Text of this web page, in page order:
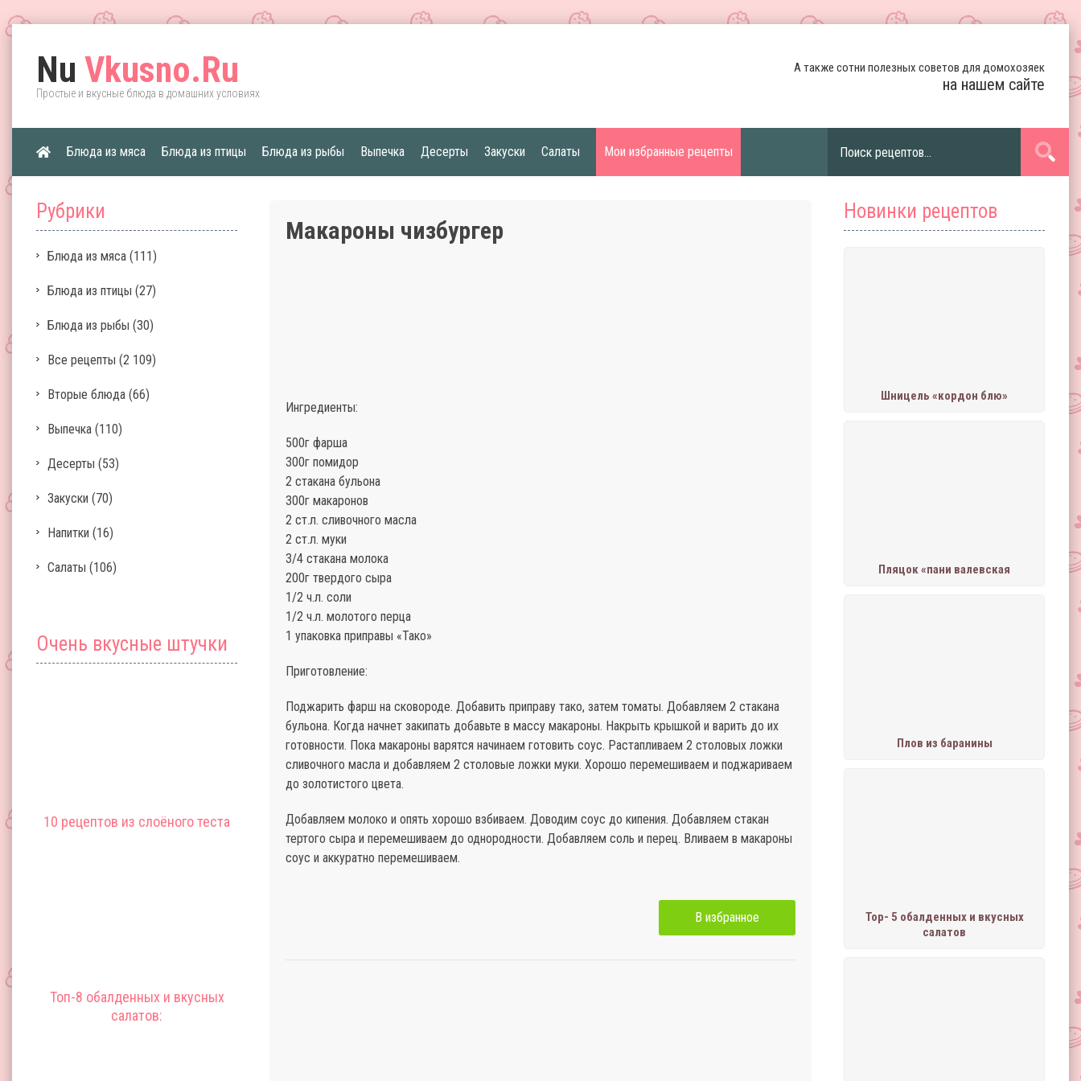
Nu Vkusno.Ru
Простые и вкусные блюда в домашних условиях
А также сотни полезных советов для домохозяек
на нашем сайте
Блюда из мяса Блюда из птицы Блюда из рыбы Выпечка Десерты Закуски Салаты Мои избранные рецепты
Рубрики
Блюда из мяса (111)
Блюда из птицы (27)
Блюда из рыбы (30)
Все рецепты (2 109)
Вторые блюда (66)
Выпечка (110)
Десерты (53)
Закуски (70)
Напитки (16)
Салаты (106)
Очень вкусные штучки
10 рецептов из слоёного теста
Топ-8 обалденных и вкусных
салатов:
Новинки рецептов
Шницель «кордон блю»
Пляцок «пани валевская
Плов из баранины
Тор- 5 обалденных и вкусных
салатов
Макароны чизбургер
Ингредиенты:
500г фарша
300г помидор
2 стакана бульона
300г макаронов
2 ст.л. сливочного масла
2 ст.л. муки
3/4 стакана молока
200г твердого сыра
1/2 ч.л. соли
1/2 ч.л. молотого перца
1 упаковка приправы «Тако»
Приготовление:
Поджарить фарш на сковороде. Добавить приправу тако, затем томаты. Добавляем 2 стакана
бульона. Когда начнет закипать добавьте в массу макароны. Накрыть крышкой и варить до их
готовности. Пока макароны варятся начинаем готовить соус. Растапливаем 2 столовых ложки
сливочного масла и добавляем 2 столовые ложки муки. Хорошо перемешиваем и поджариваем
до золотистого цвета.
Добавляем молоко и опять хорошо взбиваем. Доводим соус до кипения. Добавляем стакан
тертого сыра и перемешиваем до однородности. Добавляем соль и перец. Вливаем в макароны
соус и аккуратно перемешиваем.
В избранное